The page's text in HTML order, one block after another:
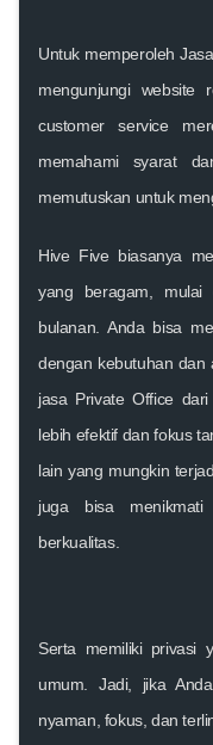
Untuk memperoleh
mengunjungi website
customer service
memahami syarat
memutuskan untuk
Hive Five biasanya
yang beragam, mulai
bulanan. Anda bisa
dengan kebutuhan dan
jasa Private Office
lebih efektif dan fokus
lain yang mungkin
juga bisa menikmati
berkualitas.
Serta memiliki privasi
umum. Jadi, jika
nyaman, fokus, dan